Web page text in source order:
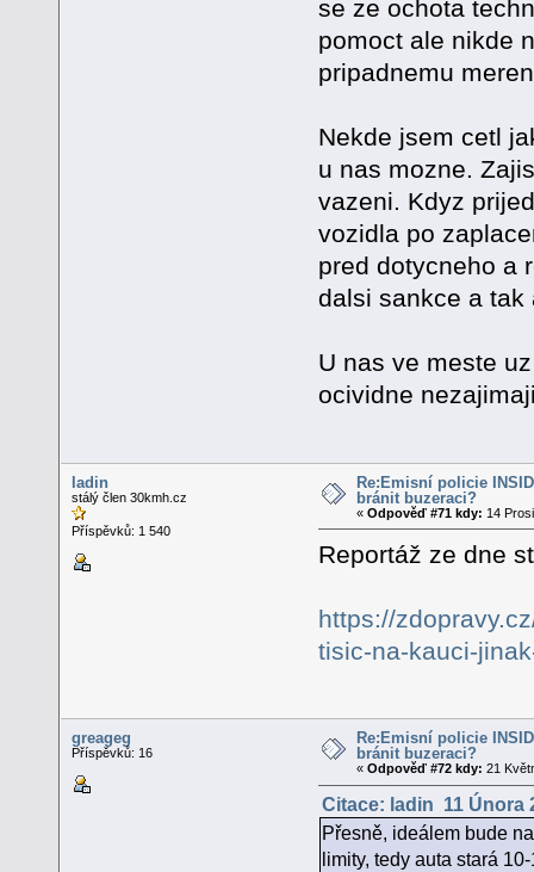
se ze ochota
pomoct ale nikde
pripadnemu
Nekde jsem cetl
u nas mozne.
vazeni. Kdyz
vozidla po
pred dotycneho a
dalsi sankce a tak
U nas ve meste
ocividne
ladin
stálý člen 30kmh.cz
Příspěvků: 1 540
Re:Emisní policie
bránit buzeraci?
«Odpověď #71 kdy: 14
Reportáž ze dne
https://
tisic-na-kauci-
greageg
Příspěvků: 16
Re:Emisní policie
bránit buzeraci?
«Odpověď #72 kdy: 21
Citace: ladin 11 Února
Přesně, ideálem bude
limity, tedy auta stará